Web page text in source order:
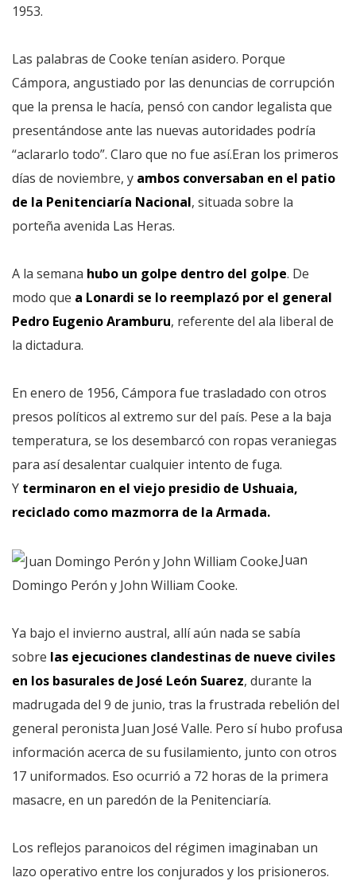
1953.
Las palabras de Cooke tenían asidero. Porque
Cámpora, angustiado por las denuncias de corrupción
que la prensa le hacía, pensó con candor legalista que
presentándose ante las nuevas autoridades podría
“aclararlo todo”. Claro que no fue así.Eran los primeros
días de noviembre, y ambos conversaban en el patio
de la Penitenciaría Nacional, situada sobre la
porteña avenida Las Heras.
A la semana hubo un golpe dentro del golpe. De
modo que a Lonardi se lo reemplazó por el general
Pedro Eugenio Aramburu, referente del ala liberal de
la dictadura.
En enero de 1956, Cámpora fue trasladado con otros
presos políticos al extremo sur del país. Pese a la baja
temperatura, se los desembarcó con ropas veraniegas
para así desalentar cualquier intento de fuga.
Y terminaron en el viejo presidio de Ushuaia,
reciclado como mazmorra de la Armada.
Juan
Domingo Perón y John William Cooke.
Ya bajo el invierno austral, allí aún nada se sabía
sobre las ejecuciones clandestinas de nueve civiles
en los basurales de José León Suarez, durante la
madrugada del 9 de junio, tras la frustrada rebelión del
general peronista Juan José Valle. Pero sí hubo profusa
información acerca de su fusilamiento, junto con otros
17 uniformados. Eso ocurrió a 72 horas de la primera
masacre, en un paredón de la Penitenciaría.
Los reflejos paranoicos del régimen imaginaban un
lazo operativo entre los conjurados y los prisioneros.